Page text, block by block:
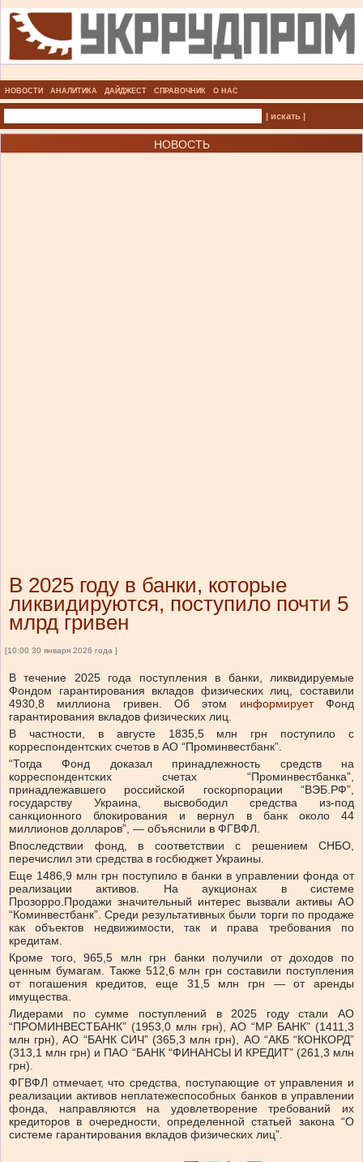
НОВОСТИ АНАЛИТИКА ДАЙДЖЕСТ СПРАВОЧНИК О НАС
| искать |
НОВОСТЬ
В 2025 году в банки, которые
ликвидируются, поступило почти 5
млрд гривен
[10:00 30 января 2026 года ]
В течение 2025 года поступления в банки, ликвидируемые
Фондом гарантирования вкладов физических лиц, составили
4930,8 миллиона гривен.
Об этом информирует
Фонд
гарантирования вкладов физических лиц.
В частности, в августе 1835,5 млн грн поступило с
корреспондентских счетов в АО “Проминвестбанк”.
“Тогда Фонд доказал принадлежность средств на
корреспондентских счетах “Проминвестбанка”,
принадлежавшего российской госкорпорации “ВЭБ.РФ”,
государству Украина, высвободил средства из-под
санкционного блокирования и вернул в банк около 44
миллионов долларов”, — объяснили в ФГВФЛ.
Впоследствии фонд, в соответствии с решением СНБО,
перечислил эти средства в госбюджет Украины.
Еще 1486,9 млн грн поступило в банки в управлении фонда от
реализации активов. На аукционах в системе
Прозорро.Продажи значительный интерес вызвали активы АО
“Коминвестбанк”. Среди результативных были торги по продаже
как объектов недвижимости, так и права требования по
кредитам.
Кроме того, 965,5 млн грн банки получили от доходов по
ценным бумагам. Также 512,6 млн грн составили поступления
от погашения кредитов, еще 31,5 млн грн — от аренды
имущества.
Лидерами по сумме поступлений в 2025 году стали АО
“ПРОМИНВЕСТБАНК” (1953,0 млн грн), АО “МР БАНК” (1411,3
млн грн), АО “БАНК СИЧ” (365,3 млн грн), АО “АКБ “КОНКОРД”
(313,1 млн грн) и ПАО “БАНК “ФИНАНСЫ И КРЕДИТ” (261,3 млн
грн).
ФГВФЛ отмечает, что средства, поступающие от управления и
реализации активов неплатежеспособных банков в управлении
фонда, направляются на удовлетворение требований их
кредиторов в очередности, определенной статьей закона “О
системе гарантирования вкладов физических лиц”.